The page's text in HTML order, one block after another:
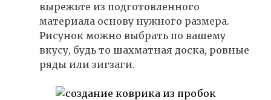
вырежьте из подготовленного
материала основу нужного размера.
Рисунок можно выбрать по вашему
вкусу, будь то шахматная доска, ровные
ряды или зигзаги.